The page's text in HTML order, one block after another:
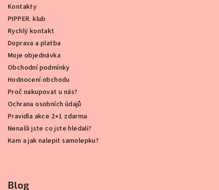
Kontakty
PIPPER. klub
Rychlý kontakt
Doprava a platba
Moje objednávka
Obchodní podmínky
Hodnocení obchodu
Proč nakupovat u nás?
Ochrana osobních údajů
Pravidla akce 2+1 zdarma
Nenašli jste co jste hledali?
Kam a jak nalepit samolepku?
Blog